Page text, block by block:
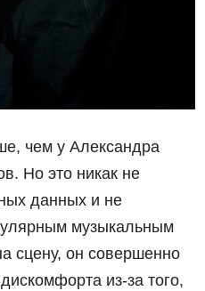
чем у Александра
Но это никак не
данных и не
музыкальным
сцену, он совершенно
из-за того,